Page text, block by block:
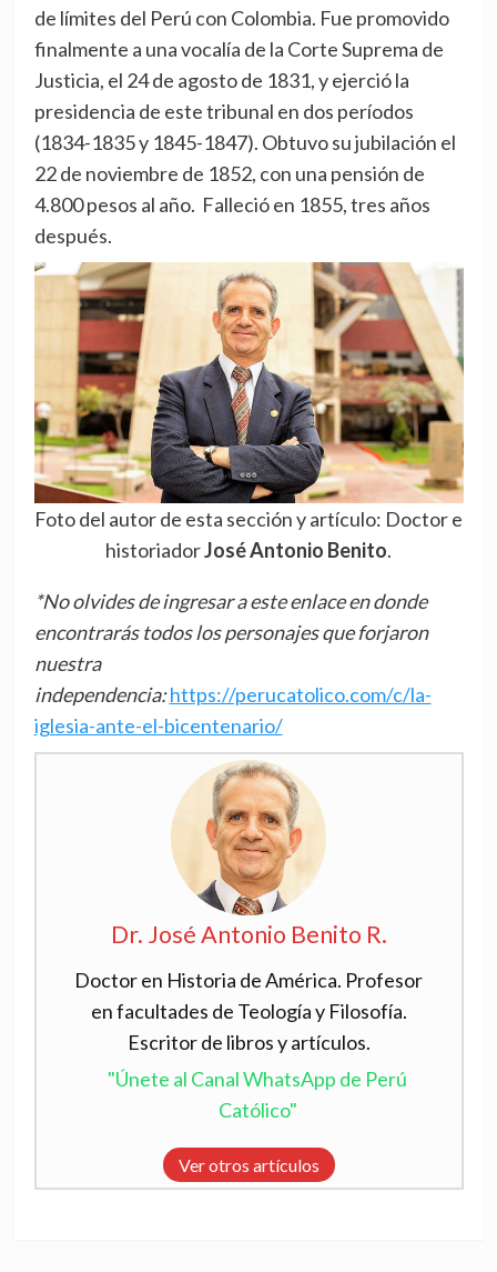
de límites del Perú con Colombia. Fue promovido
finalmente a una vocalía de la Corte Suprema de
Justicia, el 24 de agosto de 1831, y ejerció la
presidencia de este tribunal en dos períodos
(1834-1835 y 1845-1847). Obtuvo su jubilación el
22 de noviembre de 1852, con una pensión de
4.800 pesos al año. Falleció en 1855, tres años
después.
Foto del autor de esta sección y artículo: Doctor e
historiadorJosé Antonio Benito.
*No olvides de ingresar a este enlace en donde
encontrarás todos los personajes que forjaron
nuestra
independencia:https://perucatolico.com/c/la-
iglesia-ante-el-bicentenario/
Dr. José Antonio Benito R.
Doctor en Historia de América. Profesor
en facultades de Teología y Filosofía.
Escritor de libros y artículos.
"Únete al Canal WhatsApp de Perú
Católico"
Ver otros artículos